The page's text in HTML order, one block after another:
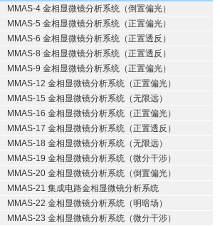
MMAS-4 金相显微镜分析系统（倒置偏光）
MMAS-5 金相显微镜分析系统（正置偏光）
MMAS-6 金相显微镜分析系统（正置透反）
MMAS-8 金相显微镜分析系统（正置透反）
MMAS-9 金相显微镜分析系统（正置偏光）
MMAS-12 金相显微镜分析系统（正置偏光）
MMAS-15 金相显微镜分析系统（无限远）
MMAS-16 金相显微镜分析系统（正置偏光）
MMAS-17 金相显微镜分析系统（正置透反）
MMAS-18 金相显微镜分析系统（无限远）
MMAS-19 金相显微镜分析系统（微分干涉）
MMAS-20 金相显微镜分析系统（倒置偏光）
MMAS-21 集成电路金相显微镜分析系统
MMAS-22 金相显微镜分析系统（明暗场）
MMAS-23 金相显微镜分析系统（微分干涉）